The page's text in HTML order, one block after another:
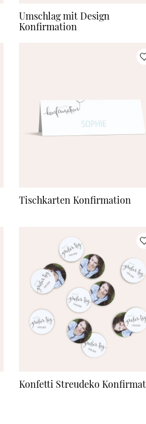
Umschlag mit Design
Konfirmation
Tischkarten Konfirmation
Konfetti Streudeko